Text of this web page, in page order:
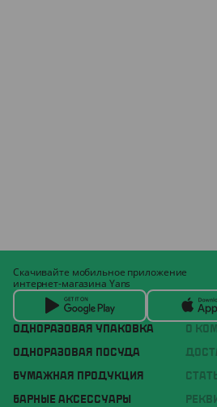
ОДНОРАЗОВАЯ УПАКОВКА
ОДНОРАЗОВАЯ ПОСУДА
БУМАЖНАЯ ПРОДУКЦИЯ
БАРНЫЕ АКСЕССУАРЫ
О
Скачивайте мобильное приложение
интернет-магазина Yans